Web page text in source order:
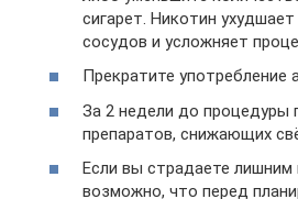
сигарет. Никотин
сосудов и усложняет
Прекратите употребление
За 2 недели до процедуры
препаратов, снижающих
Если вы страдаете лишним
возможно, что перед